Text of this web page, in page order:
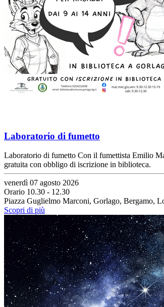
Laboratorio di fumetto
Laboratorio di fumetto Con il fumettista Emilio
gratuita con obbligo di iscrizione in biblioteca.
venerdì 07 agosto 2026
Orario 10.30 - 12.30
Piazza Guglielmo Marconi, Gorlago, Bergamo,
Scopri di più